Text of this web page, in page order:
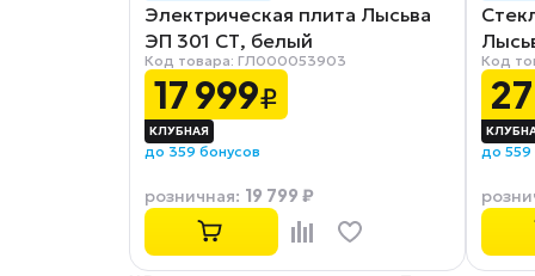
Электрическая плита Лысьва
ЭП 301 СТ, белый
Код товара: ГЛ000053903
17 999₽
до 359 бонусов
розничная: 19 799 ₽
Код
до 559